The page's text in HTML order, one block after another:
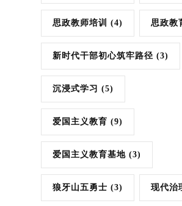
思政教师培训 (4) 思政教
新时代干部初心筑牢路径 (3)
沉浸式学习 (5)
爱国主义教育 (9)
爱国主义教育基地 (3)
狼牙山五勇士 (3) 现代治